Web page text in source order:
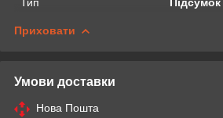
Приховати
Умови доставки
Нова Пошта